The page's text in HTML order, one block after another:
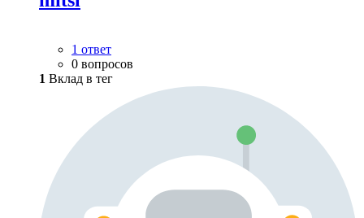
1 ответ
0 вопросов
1 Вклад в тег